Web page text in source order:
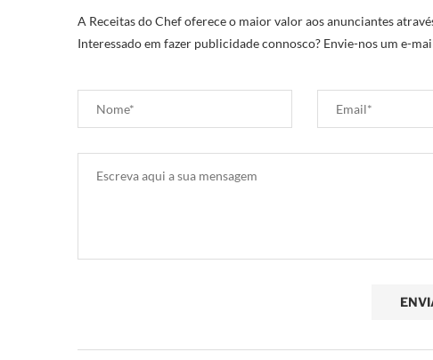
A Receitas do Chef oferece o maior valor aos anunciantes
Interessado em fazer publicidade connosco? Envie-nos um e-